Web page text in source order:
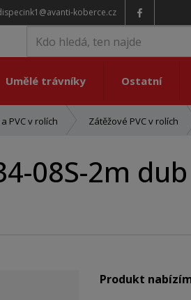
koberce.cz
Umělé trávníky Ostatní
PVC v rolích Zátěžové PVC v rolích
08S-2m
Produkt